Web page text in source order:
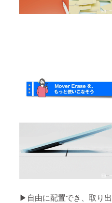
▶自由に配置でき、取り出